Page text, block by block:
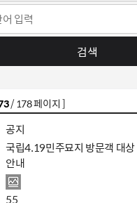
검색
/ 178 페이지 ]
공지
국립4.19민주묘지 방문객 대
안내
55